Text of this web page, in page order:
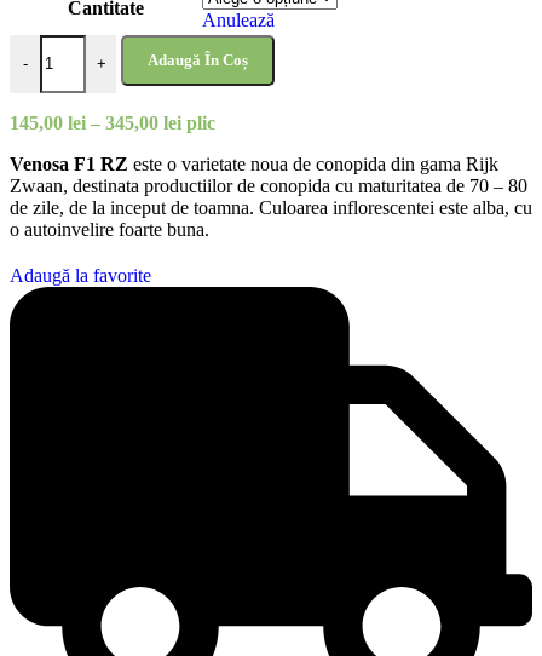
Cantitate
Anulează
-
Cantitate Venosa F1
+ Adaugă În Coș
145,00 lei – 345,00 leiInterval
prețuri:
145,00 lei
până
la
plic
Venosa F1 RZ este o varietate noua de conopida din gama Rijk
Zwaan, destinata productiilor de conopida cu maturitatea de 70 – 80
de zile, de la inceput de toamna. Culoarea inflorescentei este alba, cu
o autoinvelire foarte buna.
Adaugă la favorite